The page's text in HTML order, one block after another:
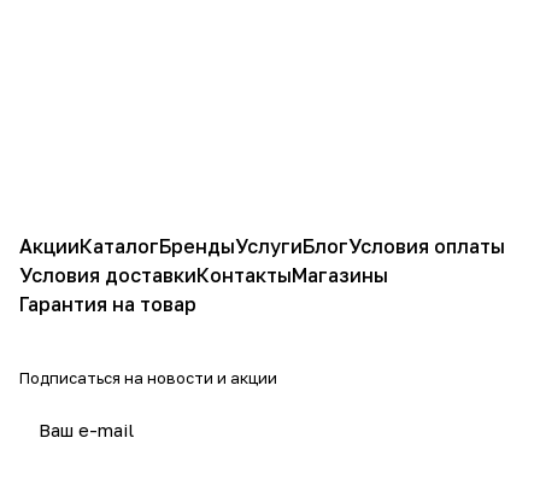
АкцииКаталогБрендыУслугиБлогУсловия оплаты
Условия доставкиКонтактыМагазины
Гарантия на товар
Подписаться на новости и акции